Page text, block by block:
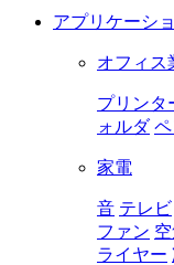
アプリケーシ
オフィス
プリンタ
ォルダ
家電
音 テレビ
ファン
ライヤー